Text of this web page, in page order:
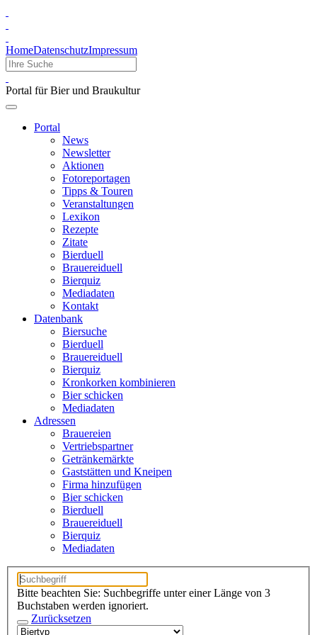
HomeDatenschutzImpressum
Portal für Bier und Braukultur
Portal
News
Newsletter
Aktionen
Fotoreportagen
Tipps & Touren
Veranstaltungen
Lexikon
Rezepte
Zitate
Bierduell
Brauereiduell
Bierquiz
Mediadaten
Kontakt
Datenbank
Biersuche
Bierduell
Brauereiduell
Bierquiz
Kronkorken kombinieren
Bier schicken
Mediadaten
Adressen
Brauereien
Vertriebspartner
Getränkemärkte
Gaststätten und Kneipen
Firma hinzufügen
Bier schicken
Bierduell
Brauereiduell
Bierquiz
Mediadaten
Bitte beachten Sie: Suchbegriffe unter einer Länge von 3
Buchstaben werden ignoriert.
Zurücksetzen